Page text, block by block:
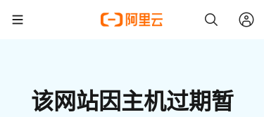
该网站因主机过期暂